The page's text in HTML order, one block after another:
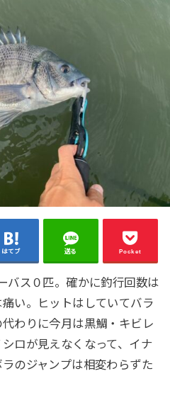
はてブ 送る Pocket
バス０匹。確かに釣行回数は
い。ヒットはしていてバラ
わりに今月は黒鯛・キビレ
ロが見えなくなって、イナ
のジャンプは相変わらずた